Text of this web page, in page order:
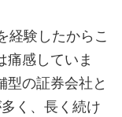
経験したからこ
痛感していま
の証券会社と
く、長く続け